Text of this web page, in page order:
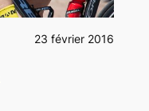
23 février 2016